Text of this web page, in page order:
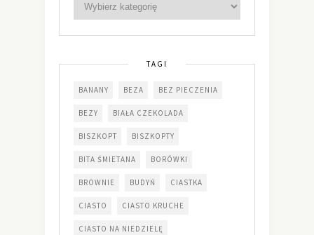
TAGI
BANANY BEZA BEZ PIECZENIA
BEZY BIAŁA CZEKOLADA
BISZKOPT BISZKOPTY
BITA ŚMIETANA BORÓWKI
BROWNIE BUDYŃ CIASTKA
CIASTO CIASTO KRUCHE
CIASTO NA NIEDZIELĘ